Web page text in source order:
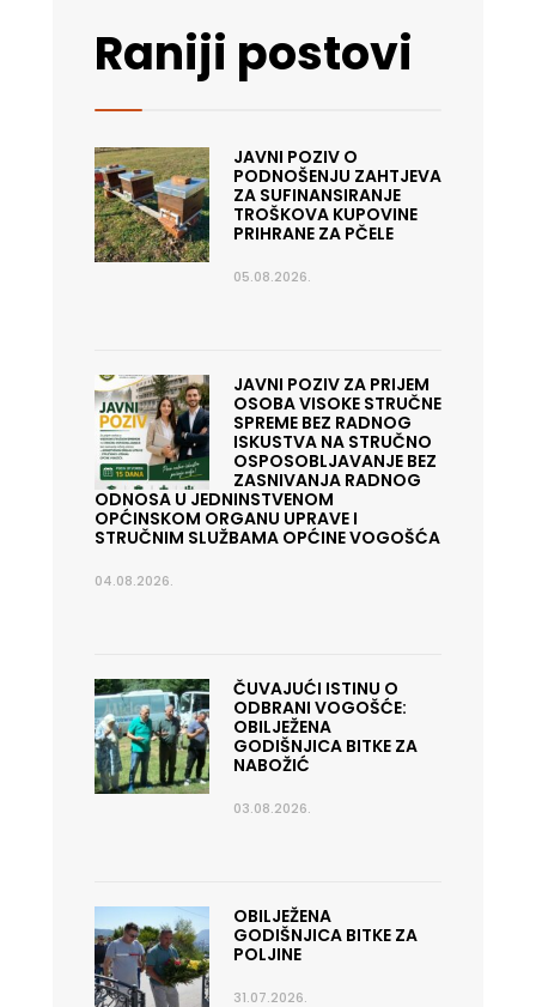
Raniji postovi
JAVNI POZIV O
PODNOŠENJU ZAHTJEVA
ZA SUFINANSIRANJE
TROŠKOVA KUPOVINE
PRIHRANE ZA PČELE
05.08.2026.
JAVNI POZIV ZA PRIJEM
OSOBA VISOKE STRUČNE
SPREME BEZ RADNOG
ISKUSTVA NA STRUČNO
OSPOSOBLJAVANJE BEZ
ZASNIVANJA RADNOG
ODNOSA U JEDNINSTVENOM
OPĆINSKOM ORGANU UPRAVE I
STRUČNIM SLUŽBAMA OPĆINE VOGOŠĆA
04.08.2026.
ČUVAJUĆI ISTINU O
ODBRANI VOGOŠĆE:
OBILJEŽENA
GODIŠNJICA BITKE ZA
NABOŽIĆ
03.08.2026.
OBILJEŽENA
GODIŠNJICA BITKE ZA
POLJINE
31.07.2026.